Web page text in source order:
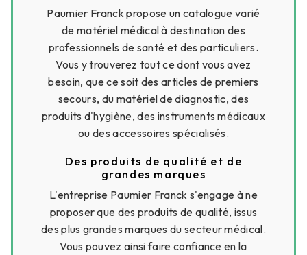
Paumier Franck propose un catalogue varié
de matériel médical à destination des
professionnels de santé et des particuliers.
Vous y trouverez tout ce dont vous avez
besoin, que ce soit des articles de premiers
secours, du matériel de diagnostic, des
produits d'hygiène, des instruments médicaux
ou des accessoires spécialisés.
Des produits de qualité et de
grandes marques
L'entreprise Paumier Franck s'engage à ne
proposer que des produits de qualité, issus
des plus grandes marques du secteur médical.
Vous pouvez ainsi faire confiance en la